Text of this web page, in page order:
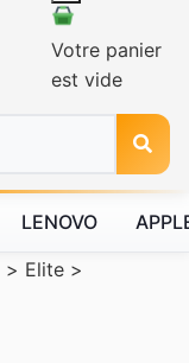
Votre panier
est vide
LENOVO
> Elite >